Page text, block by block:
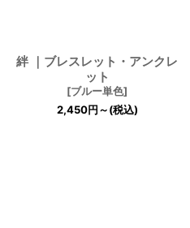
絆 ｜ブレスレット・アンクレ
ット
[ブルー単色]
2,450円～(税込)